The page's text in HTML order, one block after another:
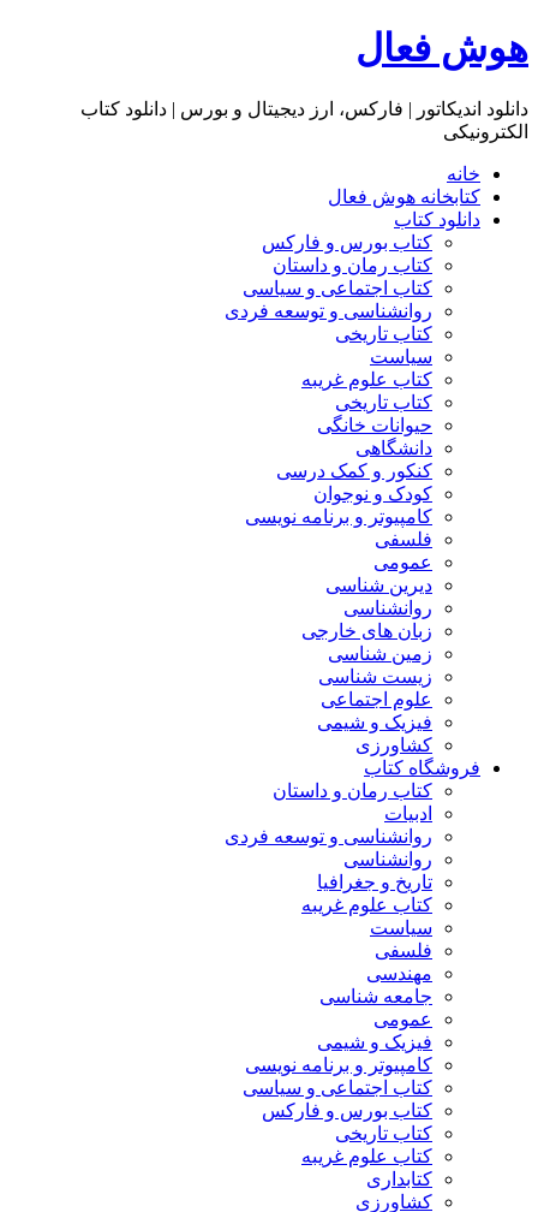
هوش فعال
دانلود اندیکاتور | فارکس، ارز دیجیتال و بورس | دانلود کتاب
الکترونیکی
خانه
کتابخانه هوش فعال
دانلود کتاب
کتاب بورس و فارکس
کتاب رمان و داستان
کتاب اجتماعی و سیاسی
روانشناسی و توسعه فردی
کتاب تاریخی
سیاست
کتاب علوم غریبه
کتاب تاریخی
حیوانات خانگی
دانشگاهی
کنکور و کمک‌ درسی
کودک و نوجوان
کامپیوتر و برنامه نویسی
فلسفی
عمومی
دیرین شناسی
روانشناسی
زبان های خارجی
زمین شناسی
زیست شناسی
علوم اجتماعی
فیزیک و شیمی
کشاورزی
فروشگاه کتاب
کتاب رمان و داستان
ادبیات
روانشناسی و توسعه فردی
روانشناسی
تاریخ و جغرافیا
کتاب علوم غریبه
سیاست
فلسفی
مهندسی
جامعه شناسی
عمومی
فیزیک و شیمی
کامپیوتر و برنامه نویسی
کتاب اجتماعی و سیاسی
کتاب بورس و فارکس
کتاب تاریخی
کتاب علوم غریبه
کتابداری
کشاورزی